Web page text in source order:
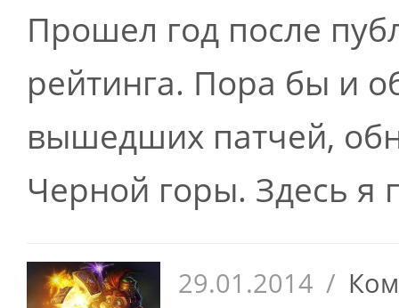
Прошел год после
рейтинга. Пора бы и
вышедших патчей,
Черной горы. Здесь я
29.01.2014 /